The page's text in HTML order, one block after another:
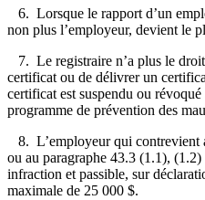
6. Lorsque le rapport d’un
non plus l’employeur, devient le
7. Le registraire n’a plus le droit
certificat ou de délivrer un
certificat est suspendu ou
programme de prévention des
8. L’employeur qui contrevient
ou au paragraphe 43.3 (1.1),
infraction et passible, sur
maximale de 25 000 $.